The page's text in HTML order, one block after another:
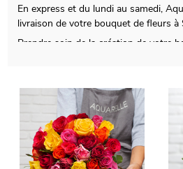
En express et du lundi au samedi,
livraison de votre bouquet de fleurs à
Prendre soin de la création de votre
composition florale sera prise. Enfin,
ce cliché par e-mail, avant
Le-Grand. Envie de sortir des
préférences, vous pourrez ajouter
votre commande.